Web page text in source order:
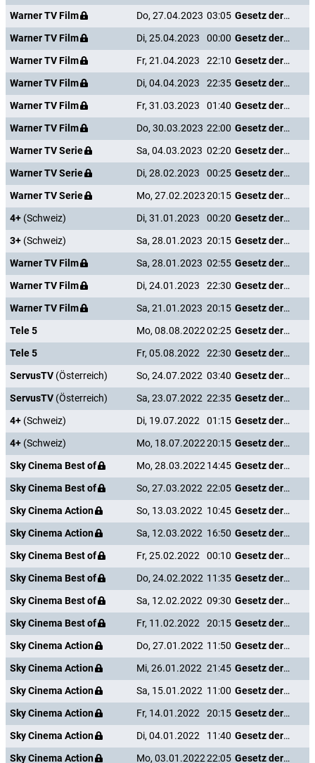
Warner TV Film
Do, 27.04.2023 03:05
Gesetz der Rache
Warner TV Film
Di, 25.04.2023 00:00
Gesetz der Rache
Warner TV Film
Fr, 21.04.2023 22:10
Gesetz der Rache
Warner TV Film
Di, 04.04.2023 22:35
Gesetz der Rache
Warner TV Film
Fr, 31.03.2023 01:40
Gesetz der Rache
Warner TV Film
Do, 30.03.2023 22:00
Gesetz der Rache
Warner TV Serie
Sa, 04.03.2023 02:20
Gesetz der Rache
Warner TV Serie
Di, 28.02.2023 00:25
Gesetz der Rache
Warner TV Serie
Mo, 27.02.202320:15
Gesetz der Rache
4+ (Schweiz) Di, 31.01.2023 00:20
Gesetz der Rache
3+ (Schweiz) Sa, 28.01.2023 20:15
Gesetz der Rache
Warner TV Film
Sa, 28.01.2023 02:55
Gesetz der Rache
Warner TV Film
Di, 24.01.2023 22:30
Gesetz der Rache
Warner TV Film
Sa, 21.01.2023 20:15
Gesetz der Rache
Tele 5
Mo, 08.08.202202:25
Gesetz der Rache
Tele 5
Fr, 05.08.2022 22:30
Gesetz der Rache
ServusTV (Österreich) So, 24.07.2022 03:40
Gesetz der Rache
ServusTV (Österreich) Sa, 23.07.2022 22:35
Gesetz der Rache
4+ (Schweiz) Di, 19.07.2022 01:15
Gesetz der Rache
4+ (Schweiz) Mo, 18.07.202220:15
Gesetz der Rache
Sky Cinema Best of
Mo, 28.03.202214:45
Gesetz der Rache
Sky Cinema Best of
So, 27.03.2022 22:05
Gesetz der Rache
Sky Cinema Action
So, 13.03.2022 10:45
Gesetz der Rache
Sky Cinema Action
Sa, 12.03.2022 16:50
Gesetz der Rache
Sky Cinema Best of
Fr, 25.02.2022 00:10
Gesetz der Rache
Sky Cinema Best of
Do, 24.02.2022 11:35
Gesetz der Rache
Sky Cinema Best of
Sa, 12.02.2022 09:30
Gesetz der Rache
Sky Cinema Best of
Fr, 11.02.2022 20:15
Gesetz der Rache
Sky Cinema Action
Do, 27.01.2022 11:50
Gesetz der Rache
Sky Cinema Action
Mi, 26.01.2022 21:45
Gesetz der Rache
Sky Cinema Action
Sa, 15.01.2022 11:00
Gesetz der Rache
Sky Cinema Action
Fr, 14.01.2022 20:15
Gesetz der Rache
Sky Cinema Action
Di, 04.01.2022 11:40
Gesetz der Rache
Sky Cinema Action
Mo, 03.01.202222:05 Gesetz der Rache